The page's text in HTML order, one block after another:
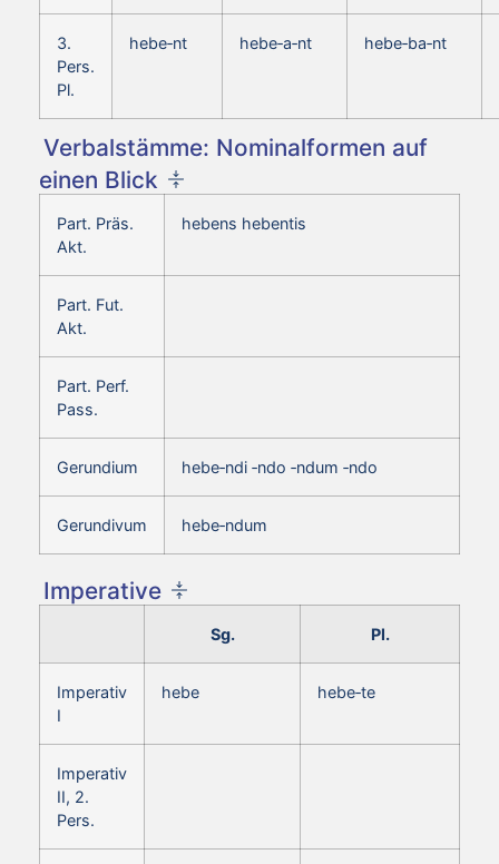
3.
Pers.
Pl.
hebe‑nt hebe‑a‑nt hebe‑ba‑nt
Verbalstämme: Nominalformen auf
einen Blick
Part. Präs.
Akt.
hebens hebentis
Part. Fut.
Akt.
Part. Perf.
Pass.
Gerundium hebe‑ndi ‑ndo ‑ndum ‑ndo
Gerundivum hebe‑ndum
Imperative
Sg. Pl.
Imperativ
I
hebe hebe‑te
Imperativ
II, 2.
Pers.